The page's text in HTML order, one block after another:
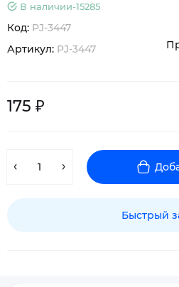
В наличии-15285
Код: PJ-3447
Артикул: PJ-3447
175 ₽
Быстрый